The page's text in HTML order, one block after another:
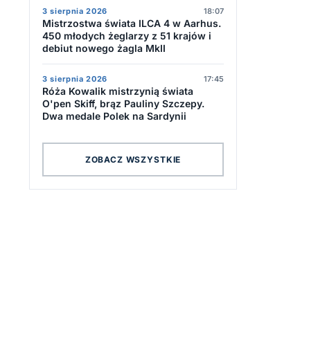
3 sierpnia 2026 18:07
Mistrzostwa świata ILCA 4 w Aarhus.
450 młodych żeglarzy z 51 krajów i
debiut nowego żagla MkII
3 sierpnia 2026 17:45
Róża Kowalik mistrzynią świata
O'pen Skiff, brąz Pauliny Szczepy.
Dwa medale Polek na Sardynii
ZOBACZ WSZYSTKIE